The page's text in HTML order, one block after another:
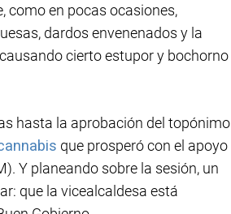
como en pocas ocasiones,
dardos envenenados y la
cierto estupor y bochorno
hasta la aprobación del topónimo
que prosperó con el apoyo
Y planeando sobre la sesión, un
que la vicealcaldesa está